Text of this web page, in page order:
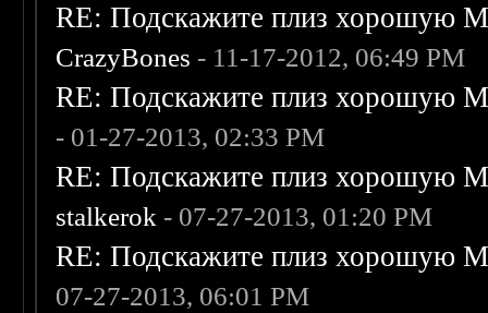
RE: Подскажите плиз хорошую
CrazyBones - 11-17-2012, 06:49 PM
RE: Подскажите плиз хорошую
- 01-27-2013, 02:33 PM
RE: Подскажите плиз хорошую
stalkerok - 07-27-2013, 01:20 PM
RE: Подскажите плиз хорошую
07-27-2013, 06:01 PM